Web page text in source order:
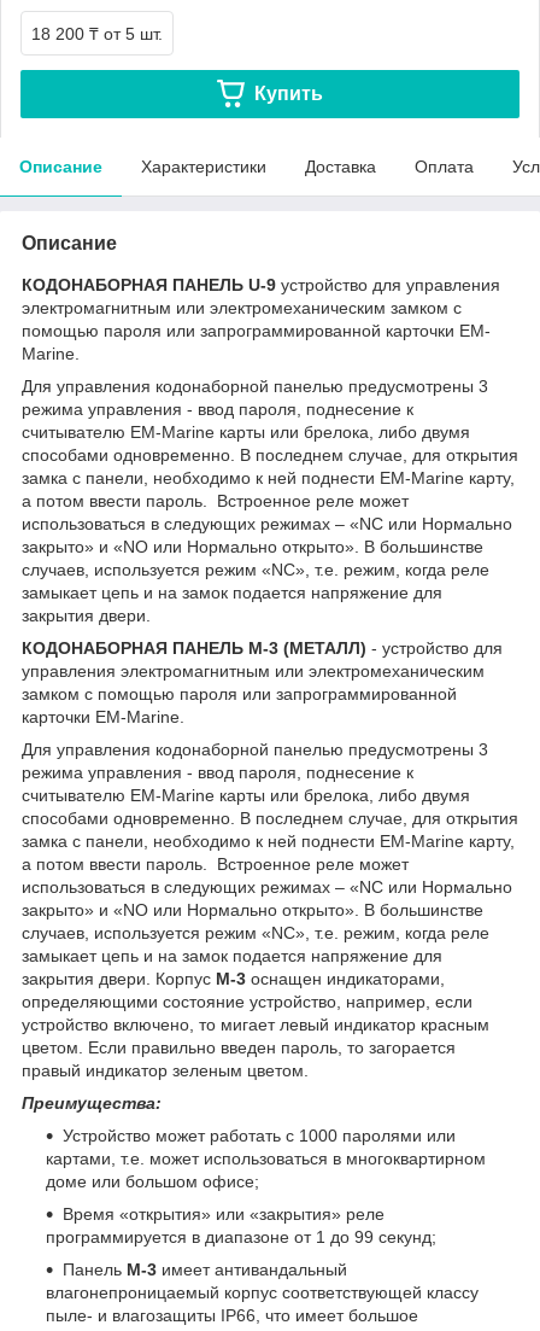
18 200 ₸ от 5 шт.
Купить
Описание Характеристики Доставка Оплата
Описание
КОДОНАБОРНАЯ ПАНЕЛЬ U-9 устройство для управления
электромагнитным или электромеханическим замком с
помощью пароля или запрограммированной карточки EM-
Marine.
Для управления кодонаборной панелью предусмотрены 3
режима управления - ввод пароля, поднесение к
считывателю EM-Marine карты или брелока, либо двумя
способами одновременно. В последнем случае, для открытия
замка с панели, необходимо к ней поднести EM-Marine карту,
а потом ввести пароль. Встроенное реле может
использоваться в следующих режимах – «NC или Нормально
закрыто» и «NO или Нормально открыто». В большинстве
случаев, используется режим «NC», т.е. режим, когда реле
замыкает цепь и на замок подается напряжение для
закрытия двери.
КОДОНАБОРНАЯ ПАНЕЛЬ М-3 (МЕТАЛЛ) - устройство для
управления электромагнитным или электромеханическим
замком с помощью пароля или запрограммированной
карточки EM-Marine.
Для управления кодонаборной панелью предусмотрены 3
режима управления - ввод пароля, поднесение к
считывателю EM-Marine карты или брелока, либо двумя
способами одновременно. В последнем случае, для открытия
замка с панели, необходимо к ней поднести EM-Marine карту,
а потом ввести пароль. Встроенное реле может
использоваться в следующих режимах – «NC или Нормально
закрыто» и «NO или Нормально открыто». В большинстве
случаев, используется режим «NC», т.е. режим, когда реле
замыкает цепь и на замок подается напряжение для
закрытия двери. Корпус М-3 оснащен индикаторами,
определяющими состояние устройство, например, если
устройство включено, то мигает левый индикатор красным
цветом. Если правильно введен пароль, то загорается
правый индикатор зеленым цветом.
Преимущества:
Устройство может работать с 1000 паролями или
картами, т.е. может использоваться в многоквартирном
доме или большом офисе;
Время «открытия» или «закрытия» реле
программируется в диапазоне от 1 до 99 секунд;
Панель М-3 имеет антивандальный
влагонепроницаемый корпус соответствующей классу
пыле- и влагозащиты IP66, что имеет большое